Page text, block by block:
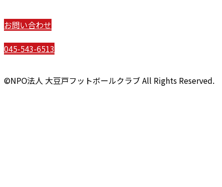
お問い合わせ
045-543-6513
©NPO法人 大豆戸フットボールクラブ All Rights Reserved.